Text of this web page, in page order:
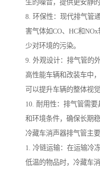
生的噪音，提供更安静的
8. 环保性：现代排气管
害气体如CO、HC和
少对环境的污染。
9. 外观设计：排气管的
高性能车辆和改装车中
可以提升车辆的整体视觉
10. 耐用性：排气管需
和环境条件，确保长期稳
冷藏车消声器排气管主
1. 冷链运输：在运输冷
低温的物品时，冷藏车